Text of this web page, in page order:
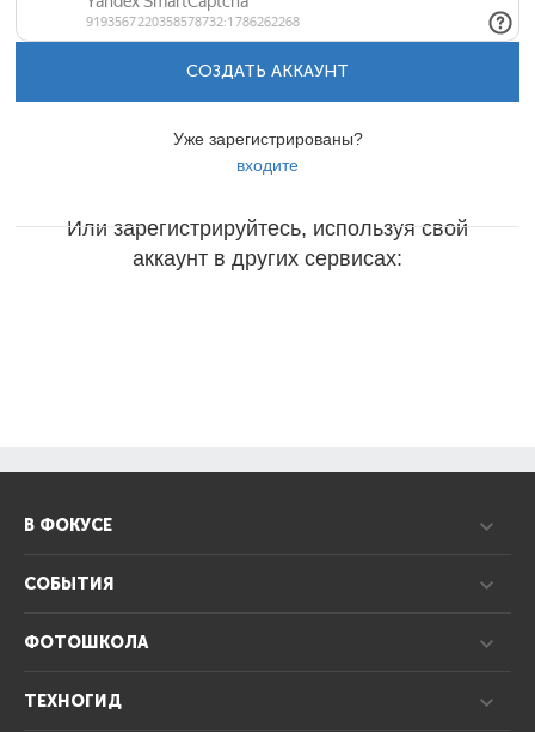
СОЗДАТЬ АККАУНТ
Уже зарегистрированы?
входите
Или зарегистрируйтесь, используя свой
аккаунт в других сервисах:
В ФОКУСЕ
СОБЫТИЯ
ФОТОШКОЛА
ТЕХНОГИД